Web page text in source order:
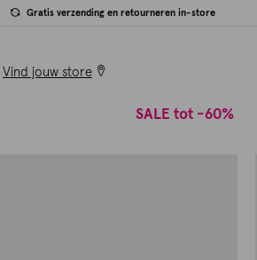
Gratis verzending en retourneren in-store
Vind jouw store
SALE tot -60%